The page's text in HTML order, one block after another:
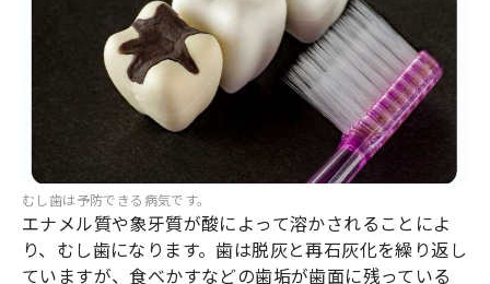
むし歯は予防できる病気です。
エナメル質や象牙質が酸によって溶かされることによ
り、むし歯になります。歯は脱灰と再石灰化を繰り返し
ていますが、食べかすなどの歯垢が歯面に残っている